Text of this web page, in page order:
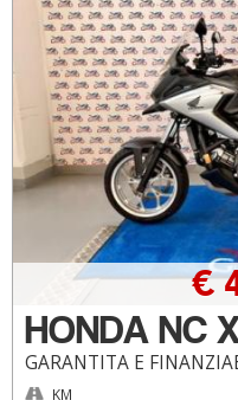
HONDA NC
GARANTITA E
€
KM